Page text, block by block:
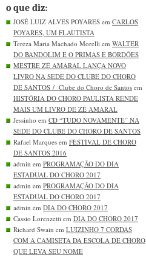
o que diz:
JOSÉ LUIZ ALVES POYARES em CARLOS
POYARES, UM FLAUTISTA
Tereza Maria Machado Morelli em WALTER
DO BANDOLIM E O PRIMAS E BORDÕES
MESTRE ZÉ AMARAL LANÇA NOVO
LIVRO NA SEDE DO CLUBE DO CHORO
DE SANTOS / Clube do Choro de Santos em
HISTÓRIA DO CHORO PAULISTA RENDE
MAIS UM LIVRO DE ZÉ AMARAL
Jessinho em CD “TUDO NOVAMENTE” NA
SEDE DO CLUBE DO CHORO DE SANTOS
Rafael Marques em FESTIVAL DE CHORO
DE SANTOS 2016
admin em PROGRAMAÇÃO DO DIA
ESTADUAL DO CHORO 2017
admin em PROGRAMAÇÃO DO DIA
ESTADUAL DO CHORO 2017
admin em DIA DO CHORO 2017
Cassio Lorenzetti em DIA DO CHORO 2017
Richard Swain em LUIZINHO 7 CORDAS
COM A CAMISETA DA ESCOLA DE CHORO
QUE LEVA SEU NOME